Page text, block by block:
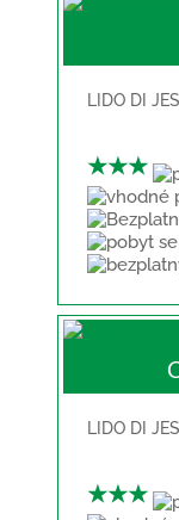
LIDO DI
★★★
LIDO DI
★★★